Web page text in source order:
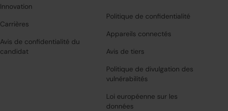
Innovation
Carrières
Avis de confidentialité du
candidat
Politique de confidentialité
Appareils connectés
Avis de tiers
Politique de divulgation des
vulnérabilités
Loi européenne sur les
données